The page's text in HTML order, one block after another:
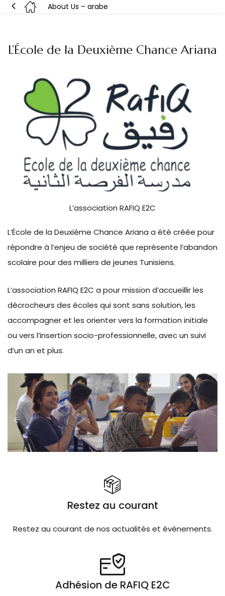
About Us – arabe
L’École de la Deuxième Chance Ariana
L’association RAFIQ E2C
L’École de la Deuxième Chance Ariana a été créée pour
répondre à l’enjeu de société que représente l’abandon
scolaire pour des milliers de jeunes Tunisiens.
L’association RAFIQ E2C a pour mission d’accueillir les
décrocheurs des écoles qui sont sans solution, les
accompagner et les orienter vers la formation initiale
ou vers l’insertion socio-professionnelle, avec un suivi
d’un an et plus.
Restez au courant
Restez au courant de nos actualités et événements.
Adhésion de RAFIQ E2C